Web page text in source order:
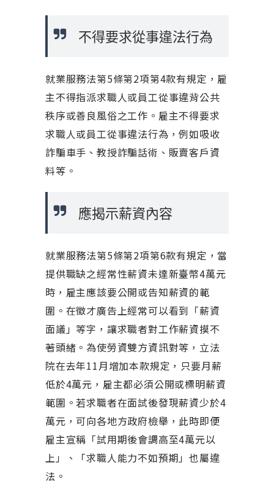
不得要求從事違法行為
就業服務法第5條第2項第4款有規定，雇
主不得指派求職人或員工從事違背公共
秩序或善良風俗之工作。雇主不得要求
求職人或員工從事違法行為，例如吸收
詐騙車手、教授詐騙話術、販賣客戶資
料等。
應揭示薪資內容
就業服務法第5條第2項第6款有規定，當
提供職缺之經常性薪資未達新臺幣4萬元
時，雇主應該要公開或告知薪資的範
圍。在徵才廣告上經常可以看到「薪資
面議」等字，讓求職者對工作薪資摸不
著頭緒。為使勞資雙方資訊對等，立法
院在去年11月增加本款規定，只要月薪
低於4萬元，雇主都必須公開或標明薪資
範圍。若求職者在面試後發現薪資少於4
萬元，可向各地方政府檢舉，此時即便
雇主宣稱「試用期後會調高至4萬元以
上」、「求職人能力不如預期」也屬違
法。